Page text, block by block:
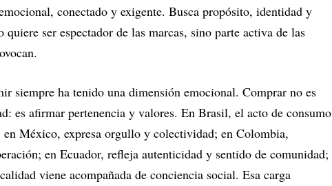
conectado y exigente. Busca propósito, identidad y
ser espectador de las marcas, sino parte activa de las
siempre ha tenido una dimensión emocional. Comprar no es
es afirmar pertenencia y valores. En Brasil, el acto de consumo
en México, expresa orgullo y colectividad; en Colombia,
en Ecuador, refleja autenticidad y sentido de comunidad;
viene acompañada de conciencia social. Esa carga